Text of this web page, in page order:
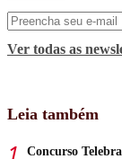
Ver todas as
Leia também
Concurso